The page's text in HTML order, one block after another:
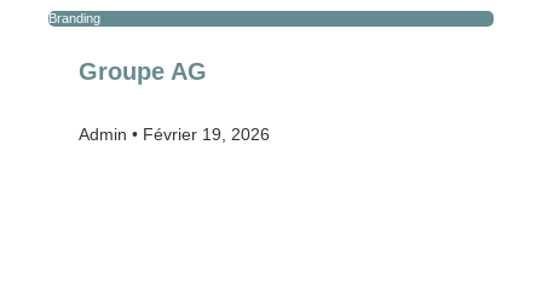
Branding
Groupe AG
Admin Février 19, 2026